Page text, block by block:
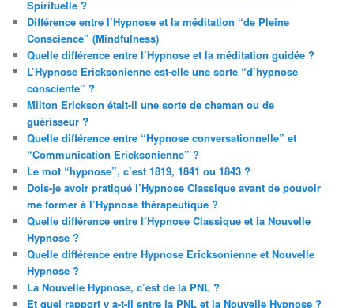
Spirituelle ?
Différence entre l’Hypnose et la méditation “de Pleine
Conscience” (Mindfulness)
Quelle différence entre l’Hypnose et la méditation guidée ?
L’Hypnose Ericksonienne est-elle une sorte “d’hypnose
consciente” ?
Milton Erickson était-il une sorte de chaman ou de
guérisseur ?
Quelle différence entre “Hypnose conversationnelle” et
“Communication Ericksonienne” ?
Le mot “hypnose”, c’est 1819, 1841 ou 1843 ?
Dois-je avoir pratiqué l’Hypnose Classique avant de pouvoir
me former à l’Hypnose thérapeutique ?
Quelle différence entre l’Hypnose Classique et la Nouvelle
Hypnose ?
Quelle différence entre Hypnose Ericksonienne et Nouvelle
Hypnose ?
La Nouvelle Hypnose, c’est de la PNL ?
Et quel rapport y a-t-il entre la PNL et la Nouvelle Hypnose ?